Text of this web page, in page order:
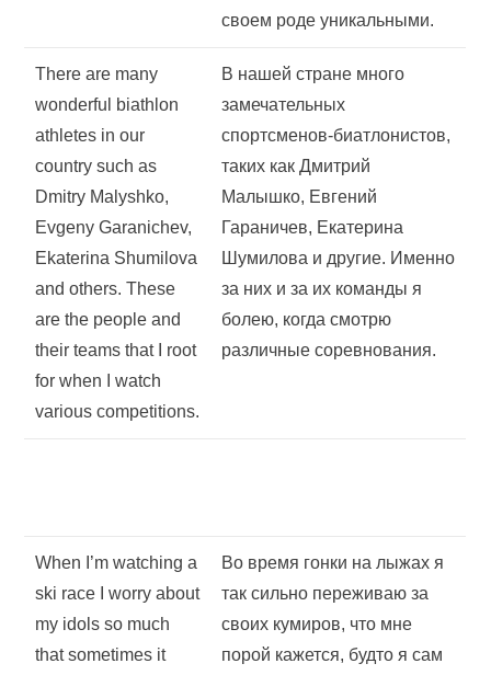
своем роде уникальными.
There are many
wonderful biathlon
athletes in our
country such as
Dmitry Malyshko,
Evgeny Garanichev,
Ekaterina Shumilova
and others. These
are the people and
their teams that I root
for when I watch
various competitions.
В нашей стране много
замечательных
спортсменов-биатлонистов,
таких как Дмитрий
Малышко, Евгений
Гараничев, Екатерина
Шумилова и другие. Именно
за них и за их команды я
болею, когда смотрю
различные соревнования.
When I’m watching a
ski race I worry about
my idols so much
that sometimes it
Во время гонки на лыжах я
так сильно переживаю за
своих кумиров, что мне
порой кажется, будто я сам